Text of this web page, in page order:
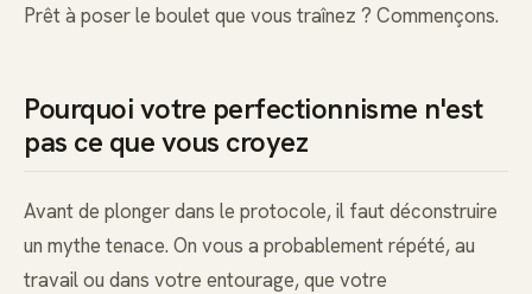
Prêt à poser le boulet que vous traînez ? Commençons.
Pourquoi votre perfectionnisme n'est
pas ce que vous croyez
Avant de plonger dans le protocole, il faut déconstruire
un mythe tenace. On vous a probablement répété, au
travail ou dans votre entourage, que votre